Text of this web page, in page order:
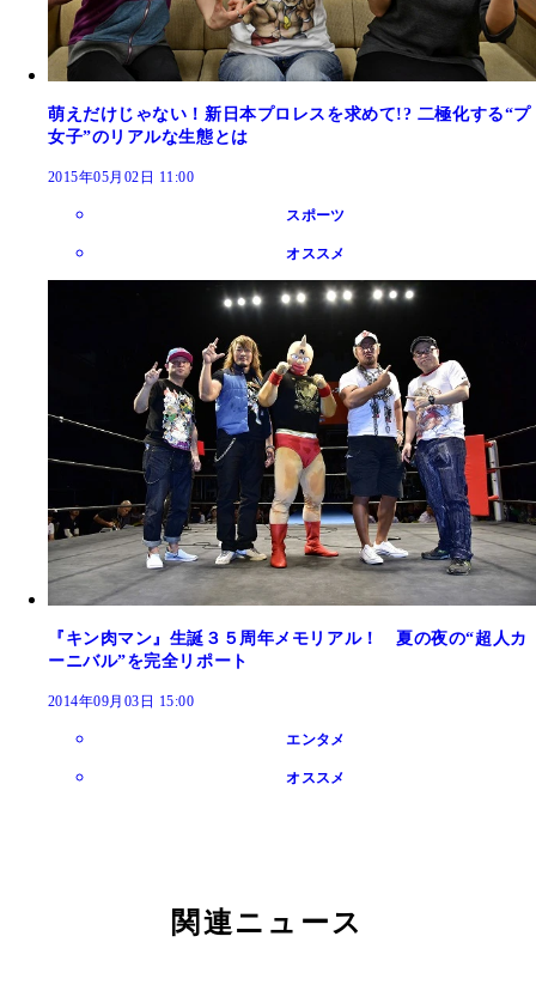
萌えだけじゃない！新日本プロレスを求めて!? 二極化する“プ
女子”のリアルな生態とは
2015年05月02日 11:00
スポーツ
オススメ
『キン肉マン』生誕３５周年メモリアル！ 夏の夜の“超人カ
ーニバル”を完全リポート
2014年09月03日 15:00
エンタメ
オススメ
関連ニュース